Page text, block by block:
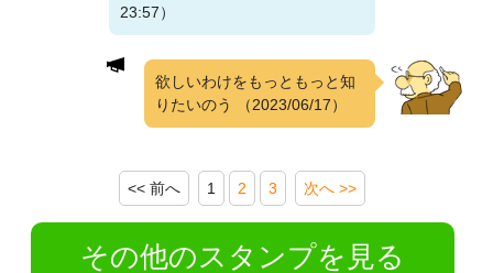
23:57）
欲しいわけをもっともっと知
りたいのう
（2023/06/17）
<< 前へ 1 2 3 次へ >>
その他のスタンプを見る